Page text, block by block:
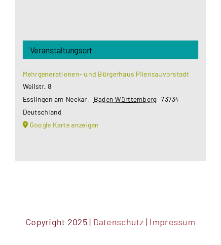
Veranstaltungsort
Mehrgenerationen- und Bürgerhaus Pliensauvorstadt
Weilstr. 8
Esslingen am Neckar, Baden Württemberg 73734
Deutschland
Google Karte anzeigen
Copyright 2025 | Datenschutz | Impressum